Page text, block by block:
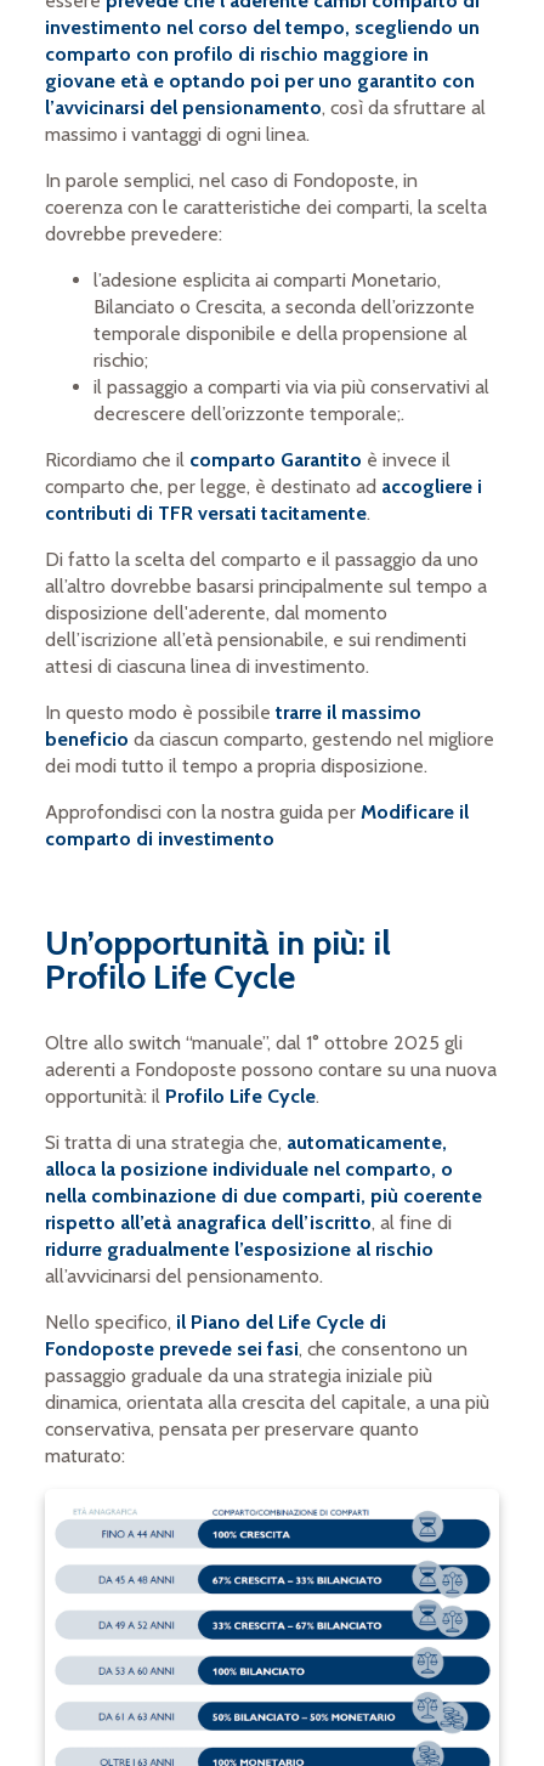
investimento nel corso del tempo, scegliendo un
comparto con profilo di rischio maggiore in
giovane età e optando poi per uno garantito con
l’avvicinarsi del pensionamento, così da sfruttare al
massimo i vantaggi di ogni linea.
In parole semplici, nel caso di Fondoposte, in
coerenza con le caratteristiche dei comparti, la scelta
dovrebbe prevedere:
l’adesione esplicita ai comparti Monetario,
Bilanciato o Crescita, a seconda dell’orizzonte
temporale disponibile e della propensione al
rischio;
il passaggio a comparti via via più conservativi al
decrescere dell’orizzonte temporale;.
Ricordiamo che il comparto Garantito è invece il
comparto che, per legge, è destinato ad accogliere i
contributi di TFR versati tacitamente.
Di fatto la scelta del comparto e il passaggio da uno
all’altro dovrebbe basarsi principalmente sul tempo a
disposizione dell'aderente, dal momento
dell’iscrizione all’età pensionabile, e sui rendimenti
attesi di ciascuna linea di investimento.
In questo modo è possibile trarre il massimo
beneficioda ciascun comparto, gestendo nel migliore
dei modi tutto il tempo a propria disposizione.
Approfondisci con la nostra guida per Modificare il
comparto di investimento
Un’opportunità in più: il
Profilo Life Cycle
Oltre allo switch “manuale”, dal 1° ottobre 2025 gli
aderenti a Fondoposte possono contare su una nuova
opportunità: il Profilo Life Cycle.
Si tratta di una strategia che, automaticamente,
alloca la posizione individuale nel comparto, o
nella combinazione di due comparti, più coerente
rispetto all’età anagrafica dell’iscritto, al fine di
ridurre gradualmente l’esposizione al rischio
all’avvicinarsi del pensionamento.
Nello specifico, il Piano del Life Cycle di
Fondoposte prevede sei fasi, che consentono un
passaggio graduale da una strategia iniziale più
dinamica, orientata alla crescita del capitale, a una più
conservativa, pensata per preservare quanto
maturato: